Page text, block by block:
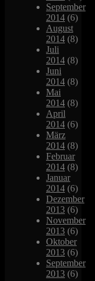
September
2014 (6)
August
2014 (8)
Juli
2014 (8)
Juni
2014 (8)
Mai
2014 (8)
April
2014 (6)
März
2014 (8)
Februar
2014 (8)
Januar
2014 (6)
Dezember
2013 (6)
November
2013 (6)
Oktober
2013 (6)
September
2013 (6)